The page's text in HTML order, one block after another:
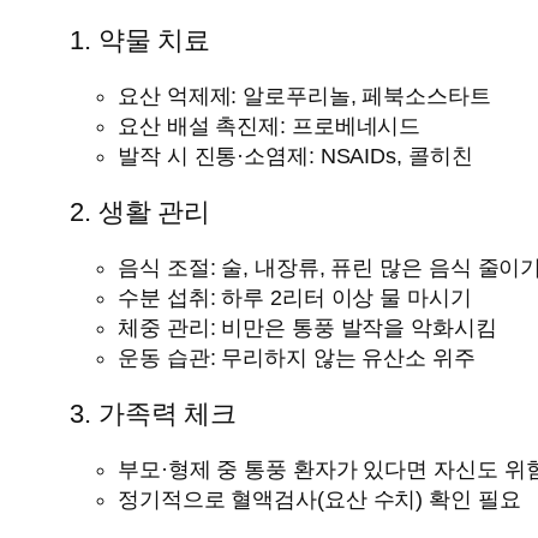
1. 약물 치료
요산 억제제: 알로푸리놀, 페북소스타트
요산 배설 촉진제: 프로베네시드
발작 시 진통·소염제: NSAIDs, 콜히친
2. 생활 관리
음식 조절: 술, 내장류, 퓨린 많은 음식 줄이기
수분 섭취: 하루 2리터 이상 물 마시기
체중 관리: 비만은 통풍 발작을 악화시킴
운동 습관: 무리하지 않는 유산소 위주
3. 가족력 체크
부모·형제 중 통풍 환자가 있다면 자신도 위
정기적으로 혈액검사(요산 수치) 확인 필요